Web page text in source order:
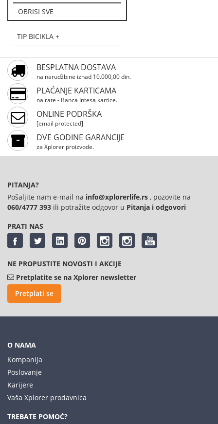
OBRISI SVE
TIP BICIKLA +
BESPLATNA DOSTAVA
na narudžbine iznad 10.000,00 din.
PLAĆANJE KARTICAMA
na rate - Banca Intesa kartice.
ONLINE PODRŠKA
[email protected]
DVE GODINE GARANCIJE
za Xplorer proizvode.
PITANJA?
Pošaljite nam e-mail na info@xplorerlife.rs , pozovite na
060/4777 393 ili potražite odgovor u Pitanja i odgovori
PRATI NAS
NE PROPUSTITE NOVOSTI I AKCIJE
Pretplatite se na Xplorer newsletter
Pretplati se
O NAMA
Kompanija
Poslovanje
Karijere
Vaša Xplorer prodavnica
TREBATE POMOĆ?